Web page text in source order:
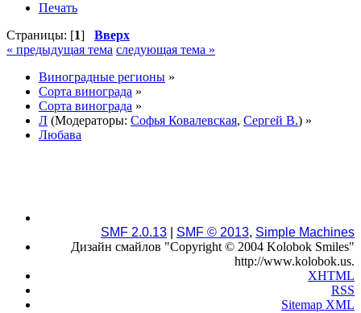
Печать
Страницы: [1] Вверх
« предыдущая тема следующая тема »
Виноградные регионы »
Сорта винограда »
Сорта винограда »
Л (Модераторы: Софья Ковалевская, Сергей В.) »
Любава
SMF 2.0.13 SMF © 2013, Simple Machines
Дизайн смайлов "Copyright © 2004 Kolobok Smiles"
http://www.kolobok.us.
XHTML
RSS
Sitemap XML